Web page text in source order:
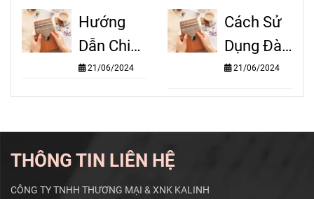
Số 0
Kalimba
Từ A-Z:
Biến Bạn
Trong Vài
Tuần
Từ Cơ
Bản Đến
Nâng Cao
Học
Hướng
Dẫn Chi
Tiết Cách
Chơi Đàn
Bước Cho
Người
21/06/2024
Cách Sử
Dụng Đàn
Kalimba:
Mẹo Và
21/06/2024
THÔNG TIN LIÊN HỆ
CÔNG TY TNHH THƯƠNG MẠI & XNK KALINH